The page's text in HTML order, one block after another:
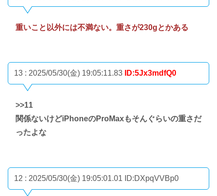
重いこと以外には不満ない。重さが230gとかある
13 : 2025/05/30(金) 19:05:11.83 ID:5Jx3mdfQ0
>>11
関係ないけどiPhoneのProMaxもそんぐらいの重さだ
ったよな
12 : 2025/05/30(金) 19:05:01.01 ID:DXpqVVBp0